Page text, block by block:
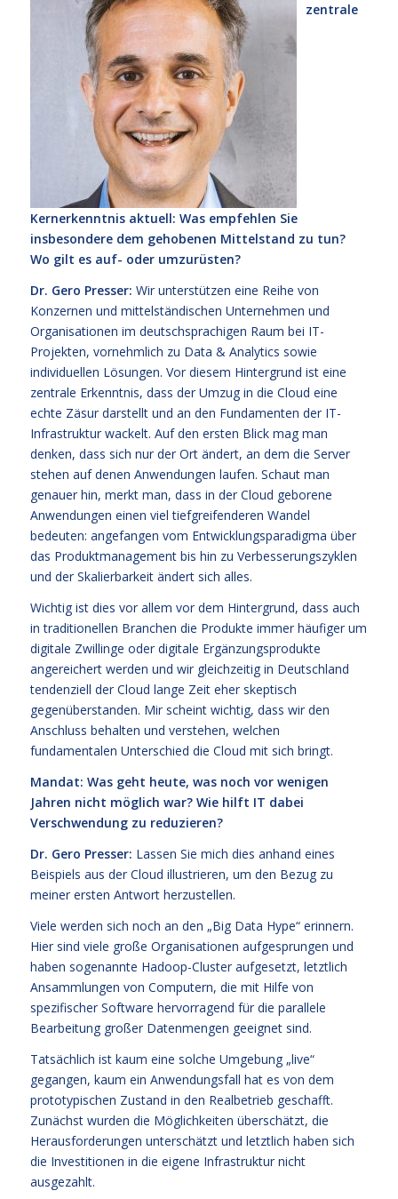
zentrale
Kernerkenntnis aktuell: Was empfehlen Sie
insbesondere dem gehobenen Mittelstand zu tun?
Wo gilt es auf- oder umzurüsten?
Dr. Gero Presser: Wir unterstützen eine Reihe von
Konzernen und mittelständischen Unternehmen und
Organisationen im deutschsprachigen Raum bei IT-
Projekten, vornehmlich zu Data & Analytics sowie
individuellen Lösungen. Vor diesem Hintergrund ist eine
zentrale Erkenntnis, dass der Umzug in die Cloud eine
echte Zäsur darstellt und an den Fundamenten der IT-
Infrastruktur wackelt. Auf den ersten Blick mag man
denken, dass sich nur der Ort ändert, an dem die Server
stehen auf denen Anwendungen laufen. Schaut man
genauer hin, merkt man, dass in der Cloud geborene
Anwendungen einen viel tiefgreifenderen Wandel
bedeuten: angefangen vom Entwicklungsparadigma über
das Produktmanagement bis hin zu Verbesserungszyklen
und der Skalierbarkeit ändert sich alles.
Wichtig ist dies vor allem vor dem Hintergrund, dass auch
in traditionellen Branchen die Produkte immer häufiger um
digitale Zwillinge oder digitale Ergänzungsprodukte
angereichert werden und wir gleichzeitig in Deutschland
tendenziell der Cloud lange Zeit eher skeptisch
gegenüberstanden. Mir scheint wichtig, dass wir den
Anschluss behalten und verstehen, welchen
fundamentalen Unterschied die Cloud mit sich bringt.
Mandat: Was geht heute, was noch vor wenigen
Jahren nicht möglich war? Wie hilft IT dabei
Verschwendung zu reduzieren?
Dr. Gero Presser: Lassen Sie mich dies anhand eines
Beispiels aus der Cloud illustrieren, um den Bezug zu
meiner ersten Antwort herzustellen.
Viele werden sich noch an den „Big Data Hype“ erinnern.
Hier sind viele große Organisationen aufgesprungen und
haben sogenannte Hadoop-Cluster aufgesetzt, letztlich
Ansammlungen von Computern, die mit Hilfe von
spezifischer Software hervorragend für die parallele
Bearbeitung großer Datenmengen geeignet sind.
Tatsächlich ist kaum eine solche Umgebung „live“
gegangen, kaum ein Anwendungsfall hat es von dem
prototypischen Zustand in den Realbetrieb geschafft.
Zunächst wurden die Möglichkeiten überschätzt, die
Herausforderungen unterschätzt und letztlich haben sich
die Investitionen in die eigene Infrastruktur nicht
ausgezahlt.